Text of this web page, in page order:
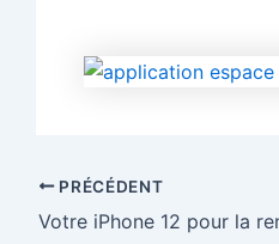
PRÉCÉDENT